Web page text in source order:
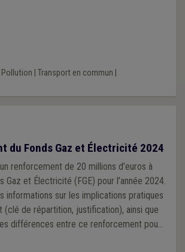
Pollution Transport en commun
du Fonds Gaz et Électricité 2024
renforcement de 20 millions d’euros à
Gaz et Électricité (FGE) pour l’année 2024.
informations sur les implications pratiques
de répartition, justification), ainsi que
différences entre ce renforcement pour